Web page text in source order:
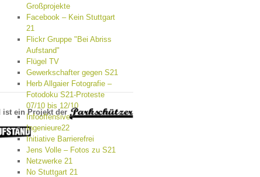
Großprojekte
Facebook – Kein Stuttgart
21
Flickr Gruppe "Bei Abriss
Aufstand"
Flügel TV
Gewerkschafter gegen S21
Herb Allgaier Fotografie –
Fotodoku S21-Proteste
07/10 bis 12/10
Infooffensive
Ingenieure22
Initiative Barrierefrei
Jens Volle – Fotos zu S21
Netzwerke 21
No Stuttgart 21
ist ein Projekt der